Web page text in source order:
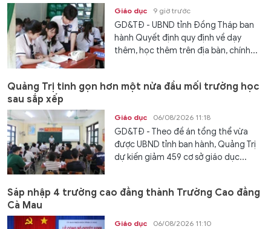
Giáo dục 9 giờ trước
GD&TĐ - UBND tỉnh Đồng Tháp ban
hành Quyết định quy định về dạy
thêm, học thêm trên địa bàn, chính...
Quảng Trị tinh gọn hơn một nửa đầu mối trường học
sau sắp xếp
Giáo dục 06/08/2026 11:18
GD&TĐ - Theo đề án tổng thể vừa
được UBND tỉnh ban hành, Quảng Trị
dự kiến giảm 459 cơ sở giáo dục...
Sáp nhập 4 trường cao đẳng thành Trường Cao đẳng
Cà Mau
Giáo dục 06/08/2026 11:10